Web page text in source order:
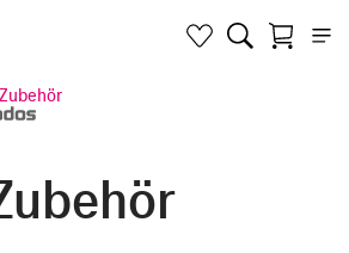
Zubehör